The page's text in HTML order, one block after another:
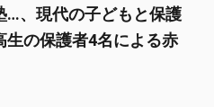
…、現代の子どもと保護
生の保護者4名による赤